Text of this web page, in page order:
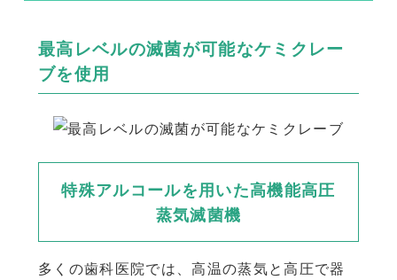
最高レベルの滅菌が可能なケミクレー
ブを使用
特殊アルコールを用いた高機能高圧
蒸気滅菌機
多くの歯科医院では、高温の蒸気と高圧で器